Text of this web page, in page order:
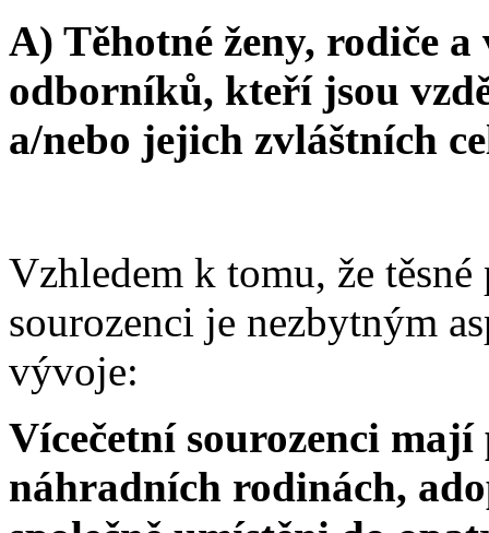
A) Těhotné ženy, rodiče
odborníků, kteří jsou
a/nebo jejich zvláštních
Vzhledem k tomu, že
sourozenci je nezbytným
vývoje:
Vícečetní sourozenci
náhradních rodinách,